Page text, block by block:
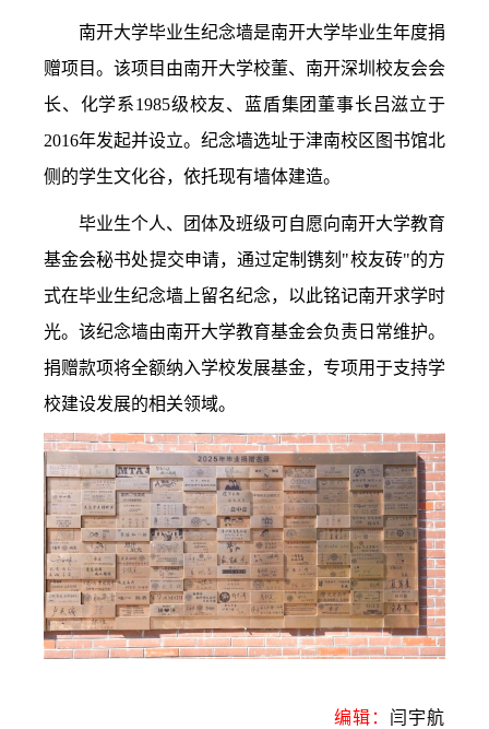
南开大学毕业生纪念墙是南开大学毕业生年度捐
赠项目。该项目由南开大学校董、南开深圳校友会会
长、化学系1985级校友、蓝盾集团董事长吕滋立于
2016年发起并设立。纪念墙选址于津南校区图书馆北
侧的学生文化谷，依托现有墙体建造。
毕业生个人、团体及班级可自愿向南开大学教育
基金会秘书处提交申请，通过定制镌刻"校友砖"的方
式在毕业生纪念墙上留名纪念，以此铭记南开求学时
光。该纪念墙由南开大学教育基金会负责日常维护。
捐赠款项将全额纳入学校发展基金，专项用于支持学
校建设发展的相关领域。
编辑： 闫宇航